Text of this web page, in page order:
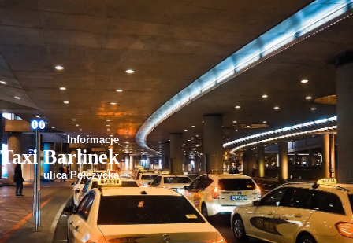
Informacje
Taxi Barlinek
ulica Pełczycka